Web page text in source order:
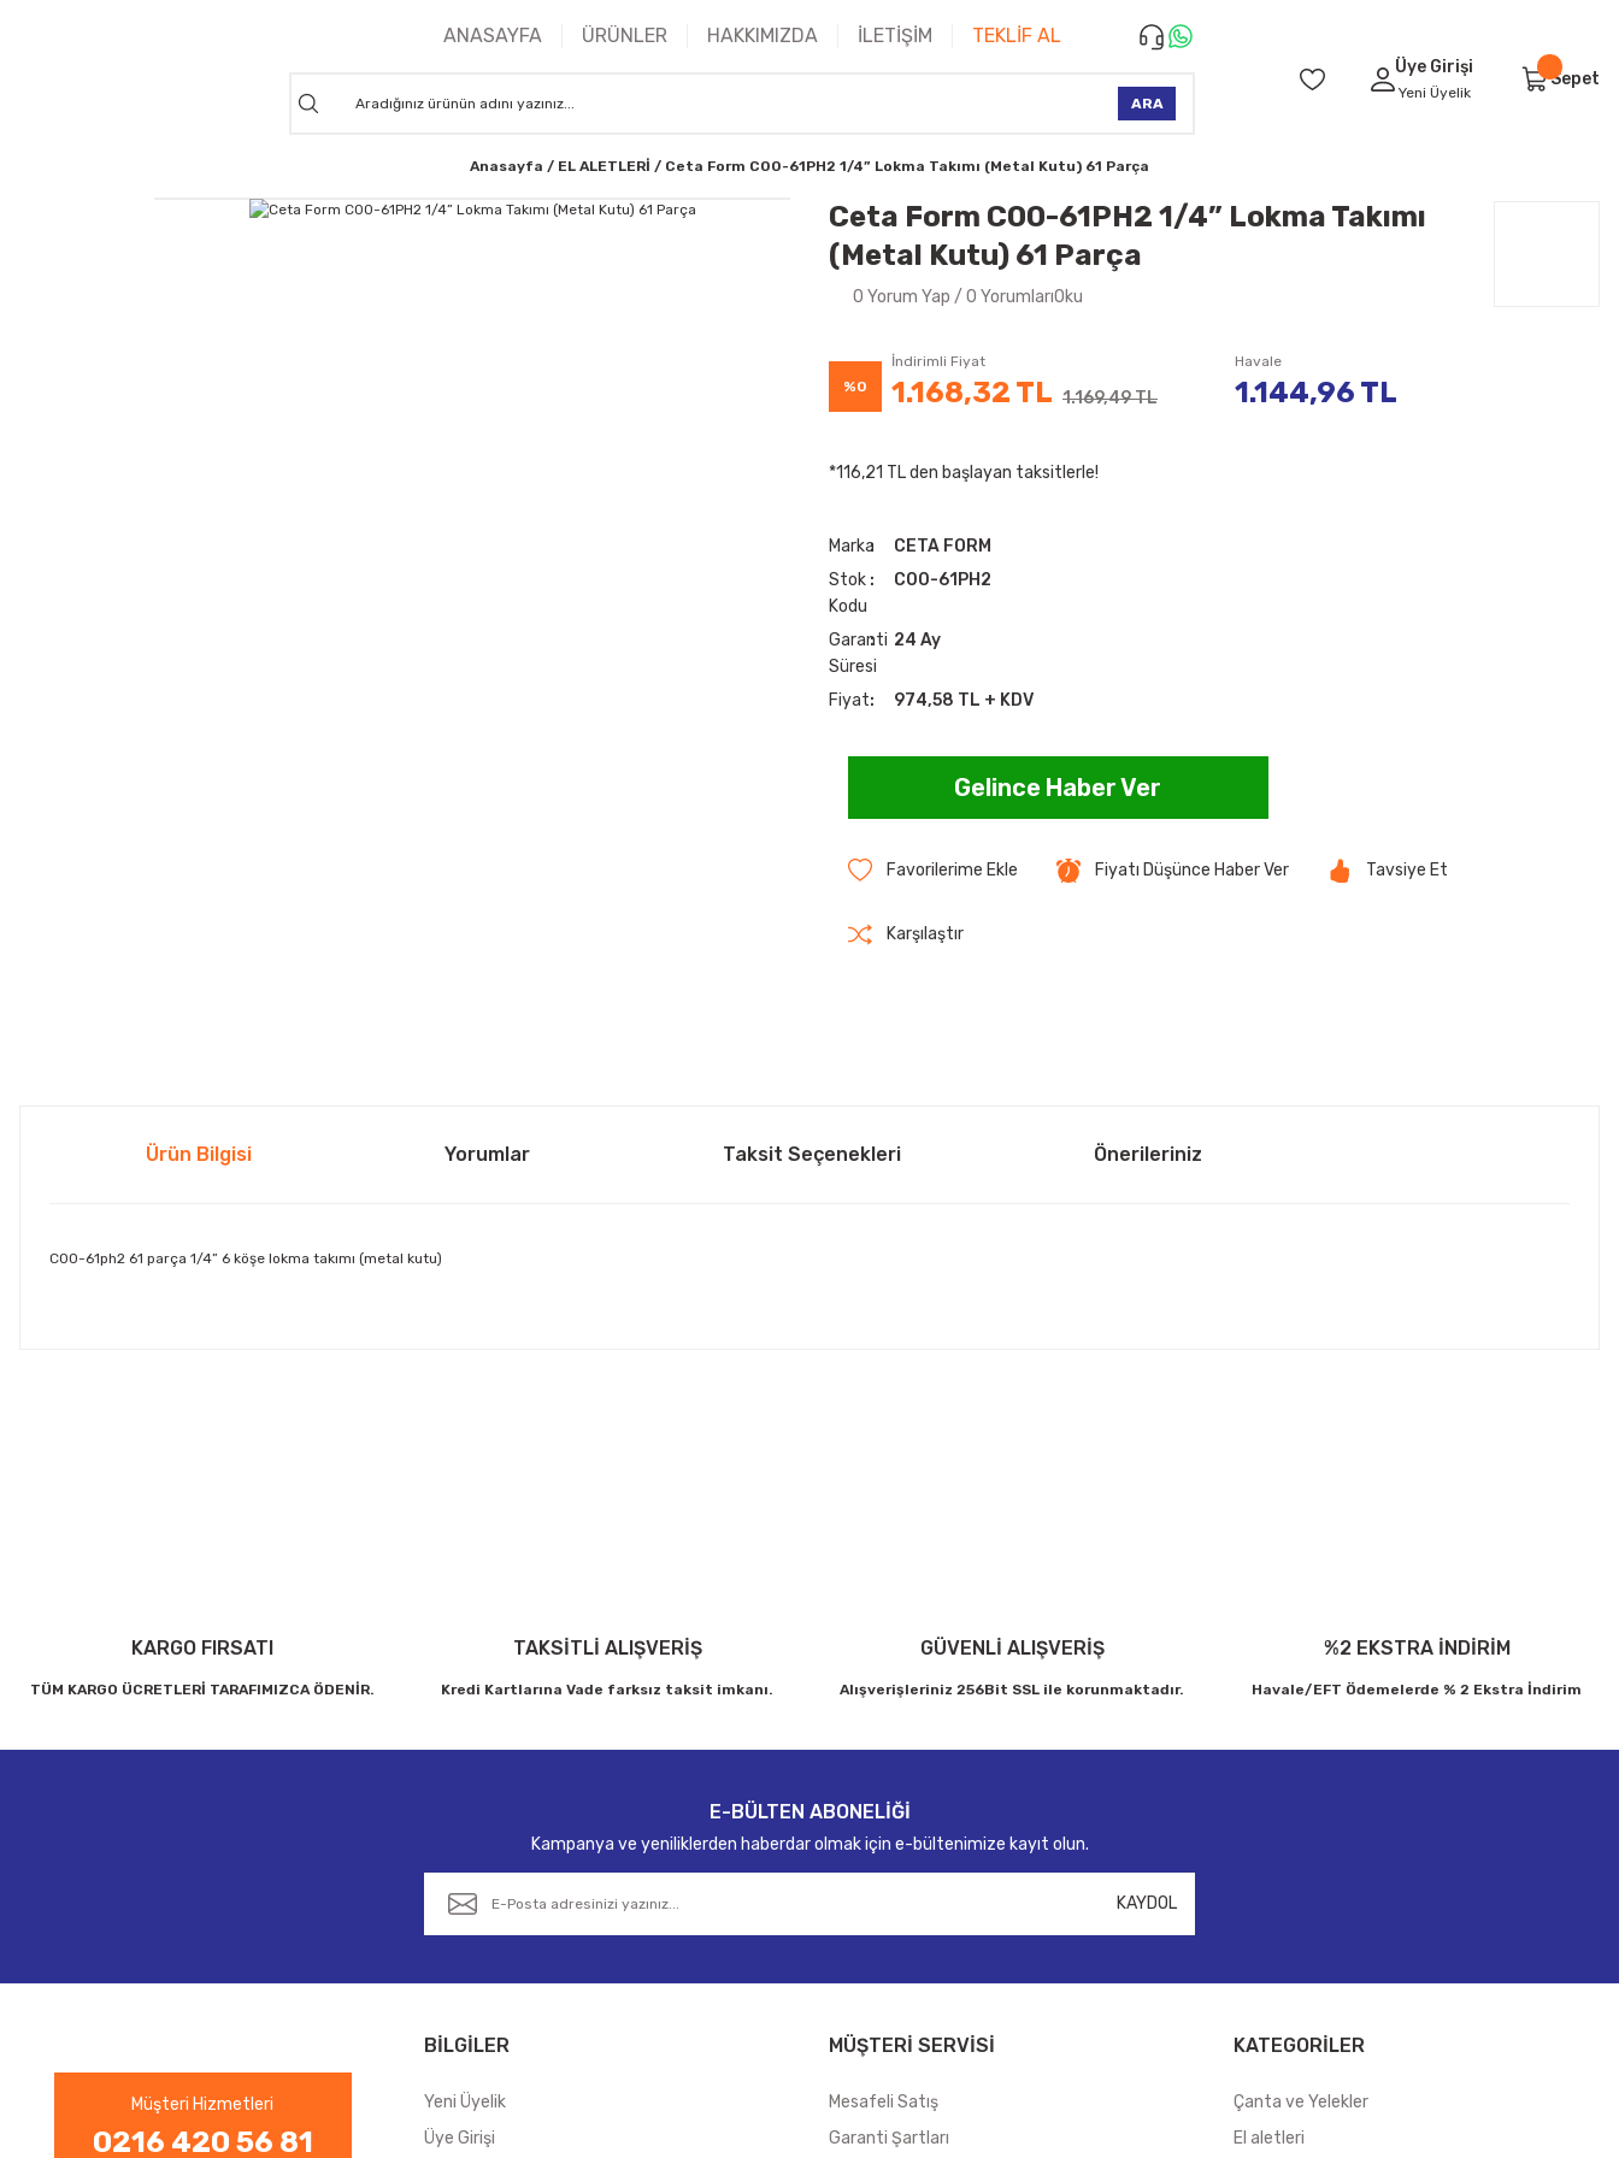
ANASAYFA ÜRÜNLER HAKKIMIZDA İLETİŞİM TEKLİF AL
ARA
Üye Girişi
Yeni Üyelik
Sepet
Anasayfa EL ALETLERİ Ceta Form C00-61PH2 1/4” Lokma Takımı (Metal Kutu) 61 Parça
Ceta Form C00-61PH2 1/4” Lokma Takımı
(Metal Kutu) 61 Parça
0 Yorum Yap / 0 YorumlarıOku
%0
İndirimli Fiyat
1.168,32 TL 1.169,49 TL
Havale
1.144,96 TL
*116,21 TL den başlayan taksitlerle!
Marka
CETA FORM
Stok
Kodu
C00-61PH2
Garanti
Süresi
24 Ay
Fiyat 974,58 TL + KDV
Gelince Haber Ver
Fiyatı Düşünce Haber Ver Tavsiye Et
Karşılaştır
Ürün Bilgisi Yorumlar Taksit Seçenekleri Önerileriniz
C00-61ph2 61 parça 1/4” 6 köşe lokma takımı (metal kutu)
KARGO FIRSATI
TÜM KARGO ÜCRETLERİ TARAFIMIZCA ÖDENİR.
TAKSİTLİ ALIŞVERİŞ
Kredi Kartlarına Vade farksız taksit imkanı.
GÜVENLİ ALIŞVERİŞ
Alışverişleriniz 256Bit SSL ile korunmaktadır.
%2 EKSTRA İNDİRİM
Havale/EFT Ödemelerde % 2 Ekstra İndirim
E-BÜLTEN ABONELİĞİ
Kampanya ve yeniliklerden haberdar olmak için e-bültenimize kayıt olun.
KAYDOL
Müşteri Hizmetleri
0216 420 56 81
BİLGİLER
Yeni Üyelik
Üye Girişi
MÜŞTERİ SERVİSİ
Mesafeli Satış
Garanti Şartları
KATEGORİLER
Çanta ve Yelekler
El aletleri